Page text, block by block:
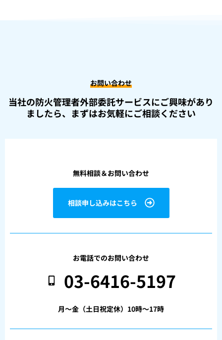
お問い合わせ
当社の防火管理者外部委託サービスにご興味があり
ましたら、 まずはお気軽にご相談ください
無料相談＆お問い合わせ
相談申し込みはこちら
お電話でのお問い合わせ
03-6416-5197
月〜金（土日祝定休）10時〜17時